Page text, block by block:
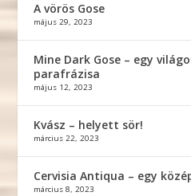
A vörös Gose
május 29, 2023
Mine Dark Gose – egy
parafrázisa
május 12, 2023
Kvász – helyett sör!
március 22, 2023
Cervisia Antiqua – egy
március 8, 2023